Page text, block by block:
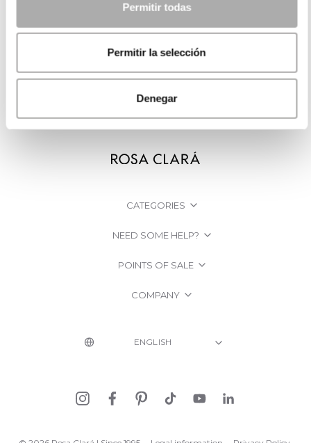
Permitir todas
Permitir la selección
Denegar
CATEGORIES
NEED SOME HELP?
POINTS OF SALE
COMPANY